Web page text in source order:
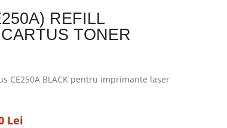
REFILL
TONER
CE250A BLACK pentru imprimante laser
Lei